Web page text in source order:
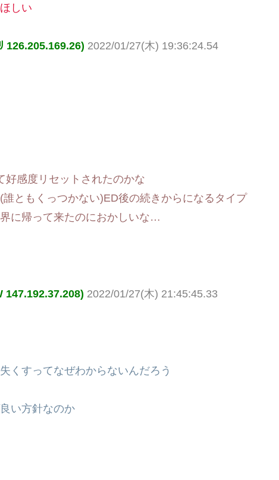
しい
126.205.169.26) 2022/01/27(木) 19:36:24.54
好感度リセットされたのかな
ともくっつかない)ED後の続きからになるタイプ
に帰って来たのにおかしいな…
147.192.37.208) 2022/01/27(木) 21:45:45.33
くすってなぜわからないんだろう
い方針なのか